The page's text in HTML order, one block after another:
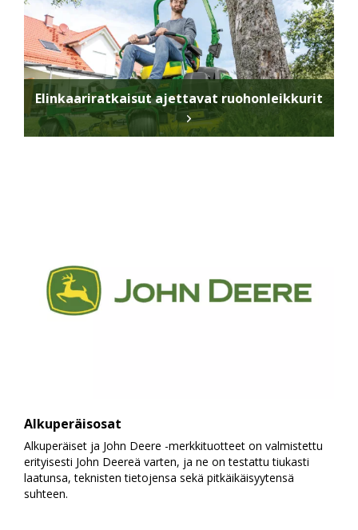
Elinkaariratkaisut ajettavat ruohonleikkurit
Alkuperäisosat
Alkuperäiset ja John Deere -merkkituotteet on valmistettu
erityisesti John Deereä varten, ja ne on testattu tiukasti
laatunsa, teknisten tietojensa sekä pitkäikäisyytensä
suhteen.